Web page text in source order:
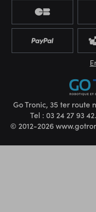
Go Tronic, 35 ter route
Tel : 03 24 27 93
© 2012-2026